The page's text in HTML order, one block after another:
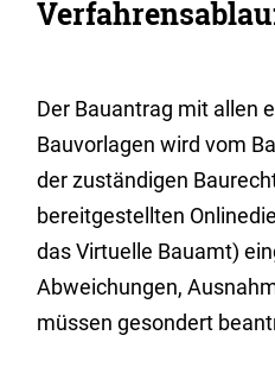
Der Bauantrag mit allen
Bauvorlagen wird vom
der zuständigen
bereitgestellten
das Virtuelle Bauamt)
Abweichungen,
müssen gesondert